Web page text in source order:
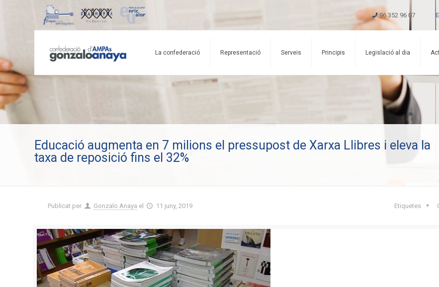
96 352 96 07
La confederació Representació Serveis Principis Legislació al dia
Educació augmenta en 7 milions el pressupost de Xarxa Llibres i eleva la
taxa de reposició fins el 32%
Publicat per Gonzalo Anaya el 11 juny, 2019 Etiquetes